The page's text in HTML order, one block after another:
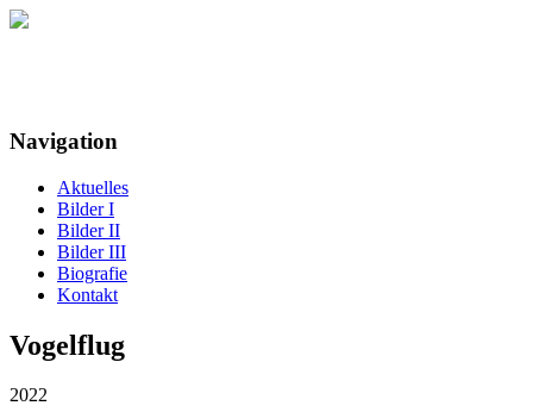
Navigation
Aktuelles
Bilder I
Bilder II
Bilder III
Biografie
Kontakt
Vogelflug
2022